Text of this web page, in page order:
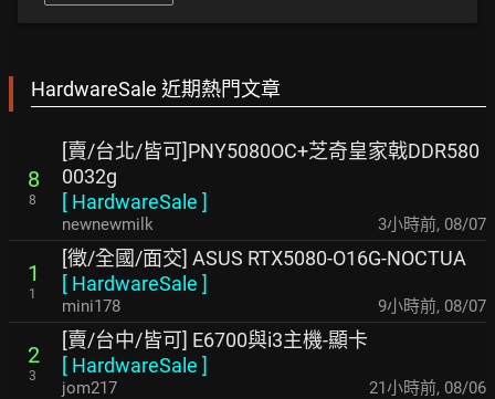
HardwareSale 近期熱門文章
8
8
[賣/台北/皆可]PNY5080OC+芝奇皇家戟DDR580
0032g
[ HardwareSale ]
newnewmilk 3小時前, 08/07
1
1
[徵/全國/面交] ASUS RTX5080-O16G-NOCTUA
[ HardwareSale ]
mini178 9小時前, 08/07
2
3
[賣/台中/皆可] E6700與i3主機-顯卡
[ HardwareSale ]
jom217 21小時前, 08/06